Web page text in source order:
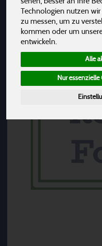
Technologien nutzen
zu messen, um zu
kommen oder um
entwickeln.
Alle
Nur